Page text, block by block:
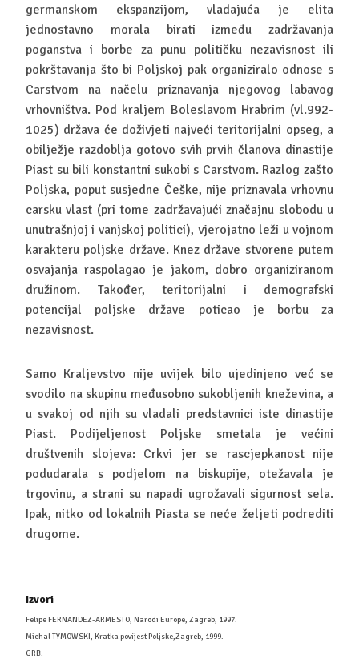
germanskom ekspanzijom, vladajuća je elita
jednostavno morala birati između zadržavanja
poganstva i borbe za punu političku nezavisnost ili
pokrštavanja što bi Poljskoj pak organiziralo odnose s
Carstvom na načelu priznavanja njegovog labavog
vrhovništva. Pod kraljem Boleslavom Hrabrim (vl.992-
1025) država će doživjeti najveći teritorijalni opseg, a
obilježje razdoblja gotovo svih prvih članova dinastije
Piast su bili konstantni sukobi s Carstvom. Razlog zašto
Poljska, poput susjedne Češke, nije priznavala vrhovnu
carsku vlast (pri tome zadržavajući značajnu slobodu u
unutrašnjoj i vanjskoj politici), vjerojatno leži u vojnom
karakteru poljske države. Knez države stvorene putem
osvajanja raspolagao je jakom, dobro organiziranom
družinom. Također, teritorijalni i demografski
potencijal poljske države poticao je borbu za
nezavisnost.
Samo Kraljevstvo nije uvijek bilo ujedinjeno već se
svodilo na skupinu međusobno sukobljenih kneževina, a
u svakoj od njih su vladali predstavnici iste dinastije
Piast. Podijeljenost Poljske smetala je većini
društvenih slojeva: Crkvi jer se rascjepkanost nije
podudarala s podjelom na biskupije, otežavala je
trgovinu, a strani su napadi ugrožavali sigurnost sela.
Ipak, nitko od lokalnih Piasta se neće željeti podrediti
drugome.
Izvori
Felipe FERNANDEZ-ARMESTO, Narodi Europe, Zagreb, 1997.
Michal TYMOWSKI, Kratka povijest Poljske,Zagreb, 1999.
GRB: